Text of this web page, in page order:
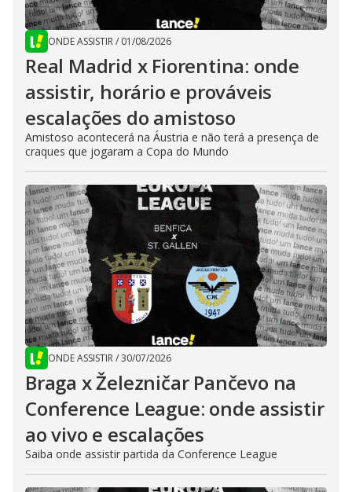
ONDE ASSISTIR/ 01/08/2026
Real Madrid x Fiorentina: onde
assistir, horário e prováveis
escalações do amistoso
Amistoso acontecerá na Áustria e não terá a presença de
craques que jogaram a Copa do Mundo
ONDE ASSISTIR/30/07/2026
Braga x Železničar Pančevo na
Conference League: onde assistir
ao vivo e escalações
Saiba onde assistir partida da Conference League